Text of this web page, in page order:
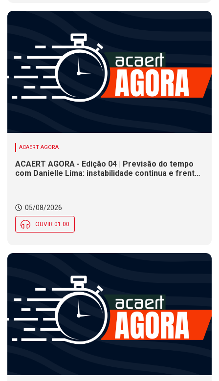
ACAERT AGORA
ACAERT AGORA - Edição 04 | Previsão do tempo
com Danielle Lima: instabilidade continua e frente
05/08/2026
OUVIR 01:00